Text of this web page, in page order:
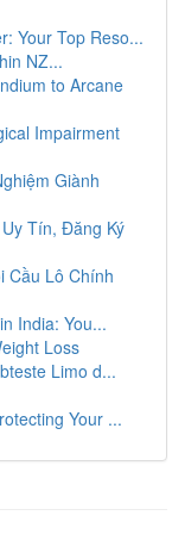
Your Top Reso...
NZ...
to Arcane
Impairment
Giành
Tín, Đăng Ký
Cầu Lô Chính
India: You...
Loss
Limo d...
Your ...